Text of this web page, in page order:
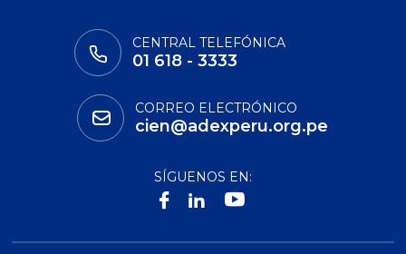
CENTRAL TELEFÓNICA
01 618 - 3333
CORREO ELECTRÓNICO
cien@adexperu.org.pe
SÍGUENOS EN: